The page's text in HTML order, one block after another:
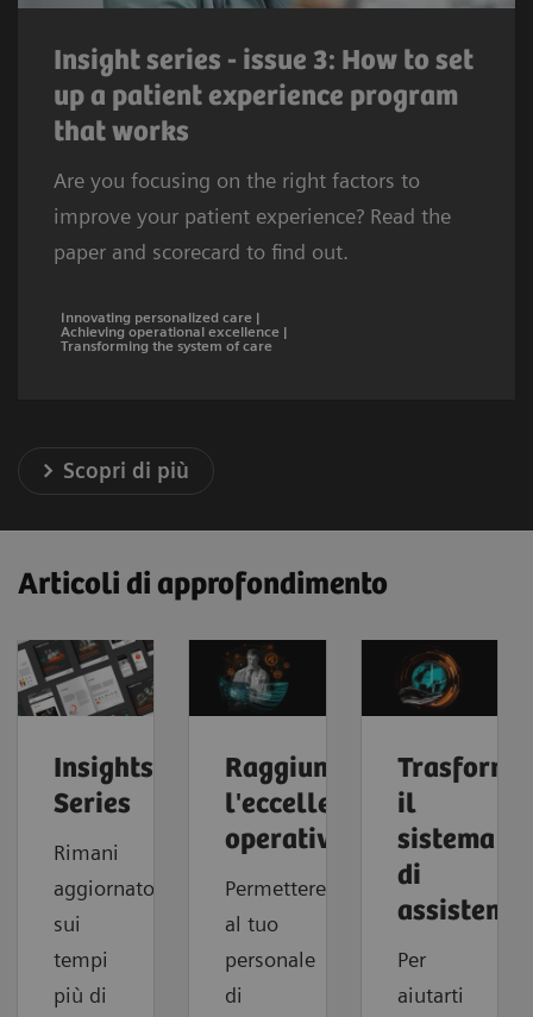
Insight series - issue 3: How to set
up a patient experience program
that works
Are you focusing on the right factors to
improve your patient experience? Read the
paper and scorecard to find out.
Innovating personalized care |
Achieving operational excellence |
Transforming the system of care
Scopri di più
Articoli di approfondimento
Insights
Series
Rimani
aggiornato
sui
tempi
più di
Raggiungere
l'eccellenza
operativa
Permettere
al tuo
personale
di
il
sistema
di
assistenza
Per
aiutarti